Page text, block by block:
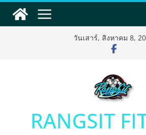
วันเสาร์, สิงหาคม 8,
RANGSIT